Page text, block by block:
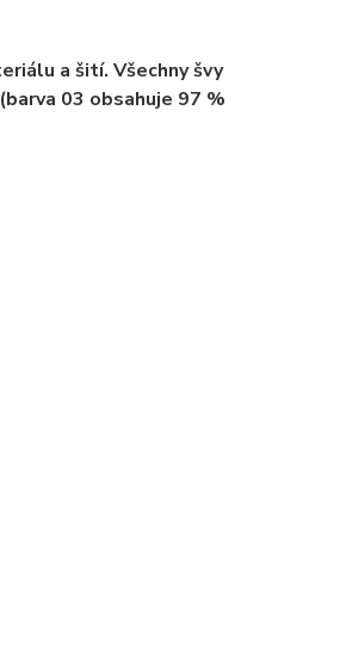
a šití. Všechny švy
03 obsahuje 97 %